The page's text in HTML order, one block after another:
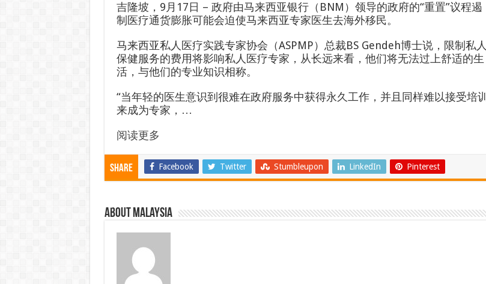
吉隆坡，9月17日 – 政府由马来西亚银行（BNM）领导的政府的“重置”议程遏
制医疗通货膨胀可能会迫使马来西亚专家医生去海外移民。
马来西亚私人医疗实践专家协会（ASPMP）总裁BS Gendeh博士说，限制私人
保健服务的费用将影响私人医疗专家，从长远来看，他们将无法过上舒适的生
活，与他们的专业知识相称。
“当年轻的医生意识到很难在政府服务中获得永久工作，并且同样难以接受培训
来成为专家，…
阅读更多
Share Facebook Twitter Stumbleupon LinkedIn Pinterest
About Malaysia